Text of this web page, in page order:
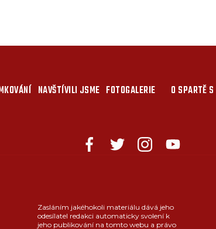
NAVŠTÍVILI JSME FOTOGALERIE O SPARTĚ S
Zasláním jakéhokoli materiálu dává jeho
odesílatel redakci automaticky svolení k
jeho publikování na tomto webu a právo